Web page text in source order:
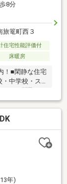
8分
旅篭町西３
住宅性能評価付
床暖房
！■閑静な住宅
・中学校・ス
動シャッター
ルハウスのお
・断熱・耐
ルを使用③リ
プログラム
地面積に
年)